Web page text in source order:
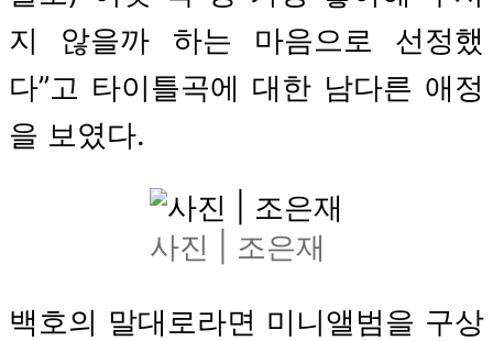
지 않을까 하는 마음으로 선정했
다”고 타이틀곡에 대한 남다른 애정
을 보였다.
사진 | 조은재
백호의 말대로라면 미니앨범을 구상